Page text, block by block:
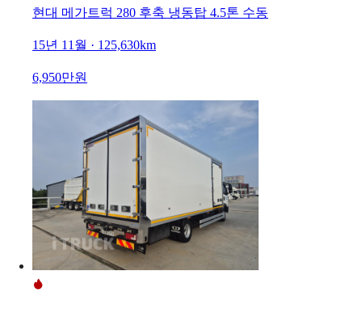
현대 메가트럭 280 후축 냉동탑 4.5톤 수동
15년 11월 · 125,630km
6,950만원